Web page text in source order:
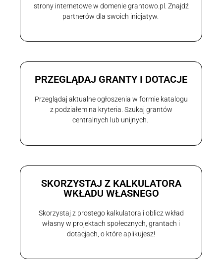
strony internetowe w domenie grantowo.pl. Znajdź
partnerów dla swoich inicjatyw.
PRZEGLĄDAJ GRANTY I DOTACJE
Przeglądaj aktualne ogłoszenia w formie katalogu
z podziałem na kryteria. Szukaj grantów
centralnych lub unijnych.
SKORZYSTAJ Z KALKULATORA
WKŁADU WŁASNEGO
Skorzystaj z prostego kalkulatora i oblicz wkład
własny w projektach społecznych, grantach i
dotacjach, o które aplikujesz!